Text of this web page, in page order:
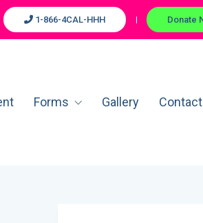
1-866-4CAL-HHH Donate
Forms Gallery Contact